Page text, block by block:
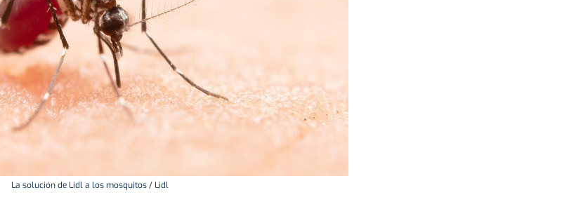
La solución de Lidl a los mosquitos / Lidl